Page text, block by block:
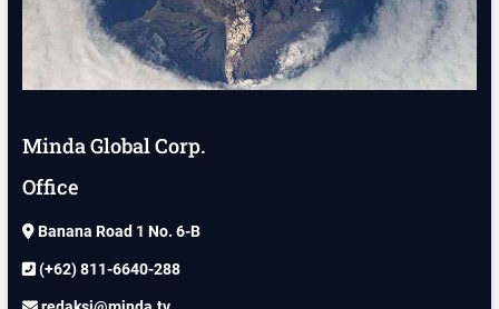
Minda Global Corp.
Office
Banana Road 1 No. 6-B
(+62) 811-6640-288